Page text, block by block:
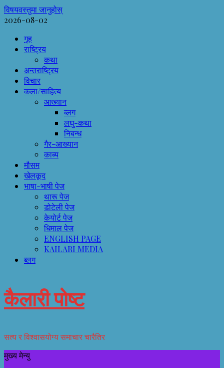
विषयवस्तुमा जानुहोस्
2026-08-02
गृह
राष्ट्रिय
कथा
अन्तराष्ट्रिय
विचार
कला/साहित्य
आख्यान
ब्लग
लघु-कथा
निबन्ध
गैर-आख्यान
काब्य
मौसम
खेलकूद
भाषा-भाषी पेज
थारू पेज
डोटेली पेज
केयोर्ट पेज
धिमाल पेज
ENGLISH PAGE
KAILARI MEDIA
ब्लग
कैलारी पोष्ट
सत्य र विश्वासयोग्य समाचार चारैतिर
मुख्य मेन्यु